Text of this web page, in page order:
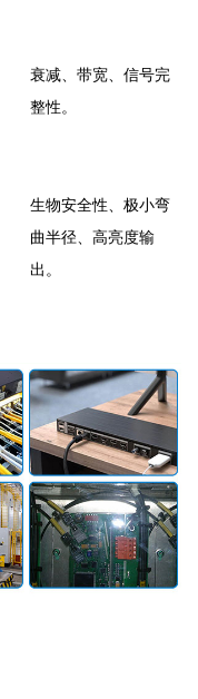
衰减、带宽、信号完
整性。
生物安全性、极小弯
曲半径、高亮度输
出。